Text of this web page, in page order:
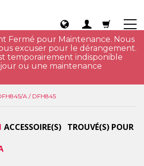
Fermé pour Maintenance. Nous
excuser pour le dérangement.
temporairement indisponible
ou une maintenance
A / DFH845
ACCESSOIRE(S) TROUVÉ(S) POUR